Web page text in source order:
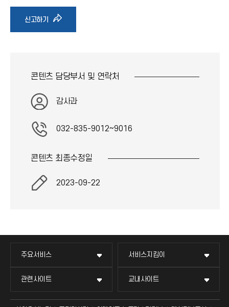
신고하기 바
가
콘텐츠 담당부서 및 연락처
감사과
032-835-9012~9016
콘텐츠 최종수정일
2023-09-22
주요서비스 서비스지킴이
관련사이트 교내사이트